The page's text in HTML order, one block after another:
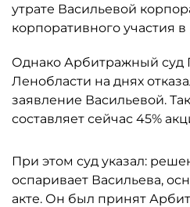
утрате Васильевой
корпоративного участия
Однако Арбитражный суд
Ленобласти на днях
заявление Васильевой.
составляет сейчас 45%
При этом суд указал:
оспаривает Васильева,
акте. Он был принят